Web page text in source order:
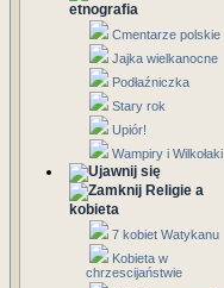
etnografia
Cmentarze polskie
Jajka wielkanocne
Podłaźniczka
Stary rok
Upiór!
Wampiry i Wilkołaki
Religie a
kobieta
7 kobiet Watykanu
Kobieta w
chrzescijaństwie